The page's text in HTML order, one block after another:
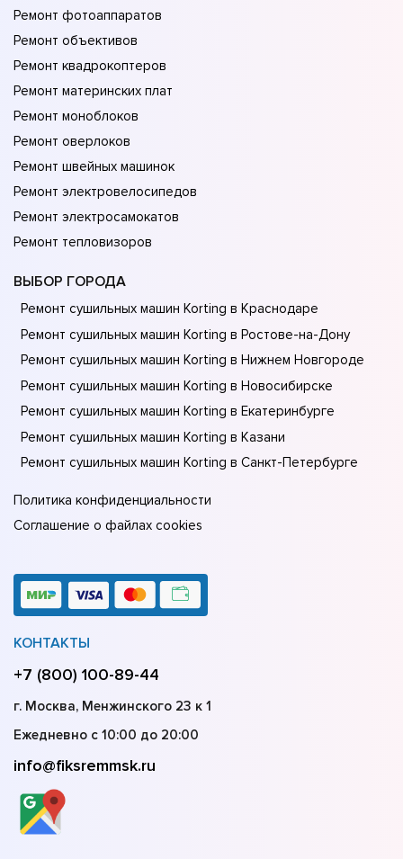
Ремонт фотоаппаратов
Ремонт объективов
Ремонт квадрокоптеров
Ремонт материнских плат
Ремонт моноблоков
Ремонт оверлоков
Ремонт швейных машинок
Ремонт электровелосипедов
Ремонт электросамокатов
Ремонт тепловизоров
ВЫБОР ГОРОДА
Ремонт сушильных машин Korting в Краснодаре
Ремонт сушильных машин Korting в Ростове-на-Донy
Ремонт сушильных машин Korting в Нижнем Новгороде
Ремонт сушильных машин Korting в Новосибирске
Ремонт сушильных машин Korting в Екатеринбурге
Ремонт сушильных машин Korting в Казани
Ремонт сушильных машин Korting в Санкт-Петербурге
Политика конфиденциальности
Соглашение о файлах cookies
КОНТАКТЫ
+7 (800) 100-89-44
г. Москва, Менжинского 23 к 1
Ежедневно с 10:00 до 20:00
info@fiksremmsk.ru